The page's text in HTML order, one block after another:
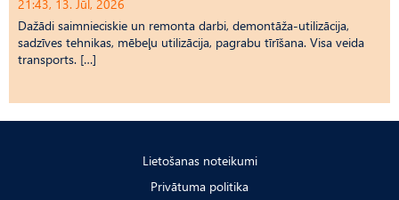
21:43, 13. Jūl, 2026
Dažādi saimnieciskie un remonta darbi, demontāža-utilizācija,
sadzīves tehnikas, mēbeļu utilizācija, pagrabu tīrīšana. Visa veida
transports. […]
Lietošanas noteikumi
Privātuma politika